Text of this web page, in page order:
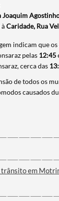
Joaquim
àCaridade, Rua
indicam que
pelas 12:45
cerca das
de todos os
causados
em